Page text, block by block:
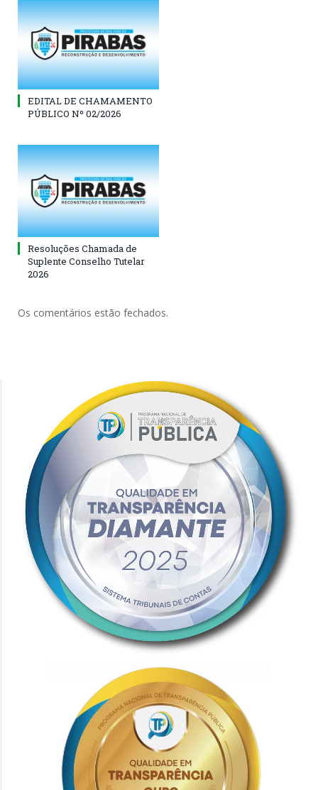
EDITAL DE CHAMAMENTO
PÚBLICO Nº 02/2026
Resoluções Chamada de
Suplente Conselho Tutelar
2026
Os comentários estão fechados.